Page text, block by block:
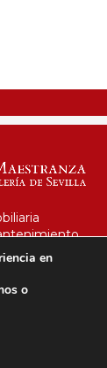
interés
de la
en
o